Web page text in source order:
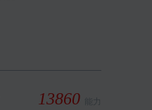
13860 能力